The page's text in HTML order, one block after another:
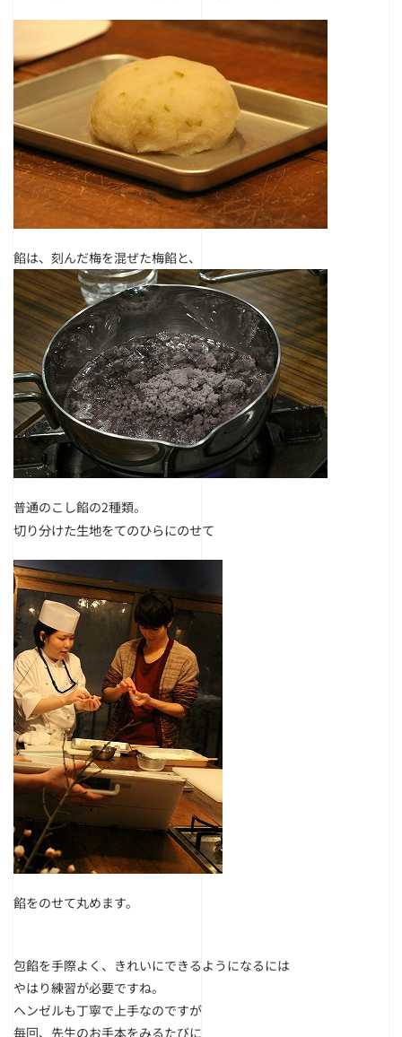
餡は、刻んだ梅を混ぜた梅餡と、
普通のこし餡の2種類。
切り分けた生地をてのひらにのせて
餡をのせて丸めます。
包餡を手際よく、きれいにできるようになるには
やはり練習が必要ですね。
ヘンゼルも丁寧で上手なのですが
毎回、先生のお手本をみるたびに